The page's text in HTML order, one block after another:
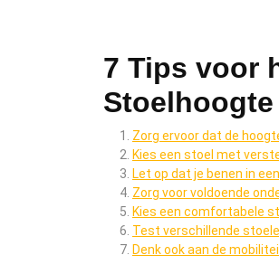
7 Tips voor
Stoelhoogte
Zorg ervoor dat de
Kies een stoel met
Let op dat je benen in
Zorg voor voldoende
Kies een comfortabele
Test verschillende
Denk ook aan de